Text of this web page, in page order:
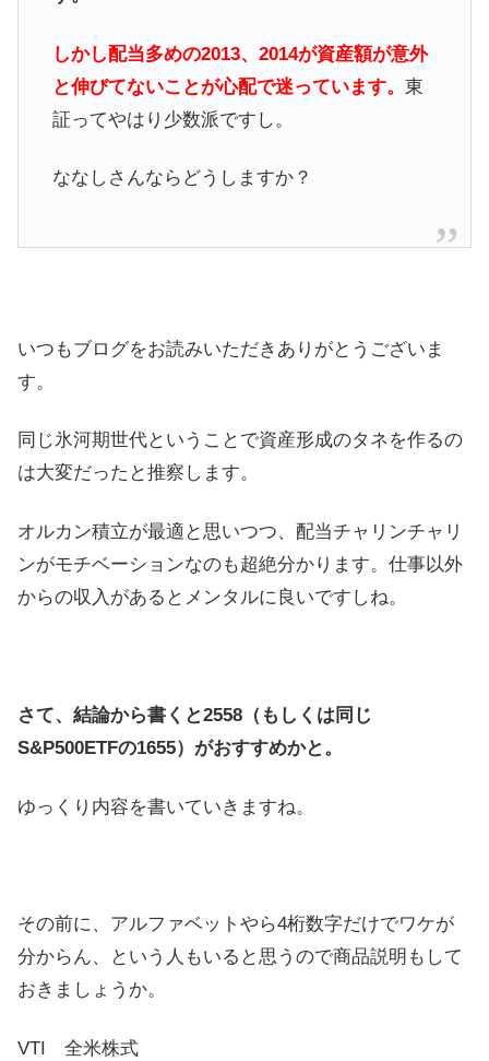
しかし配当多めの2013、2014が資産額が意外
と伸びてないことが心配で迷っています。 東
証ってやはり少数派ですし。
ななしさんならどうしますか？
いつもブログをお読みいただきありがとうございま
す。
同じ氷河期世代ということで資産形成のタネを作るの
は大変だったと推察します。
オルカン積立が最適と思いつつ、配当チャリンチャリ
ンがモチベーションなのも超絶分かります。仕事以外
からの収入があるとメンタルに良いですしね。
さて、結論から書くと2558（もしくは同じ
S&P500ETFの1655）がおすすめかと。
ゆっくり内容を書いていきますね。
その前に、アルファベットやら4桁数字だけでワケが
分からん、という人もいると思うので商品説明もして
おきましょうか。
VTI 全米株式